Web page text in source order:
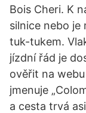
Bois Cheri. K
silnice nebo je
tuk-tukem.
jízdní řád je
ověřit na
jmenuje
a cesta trvá